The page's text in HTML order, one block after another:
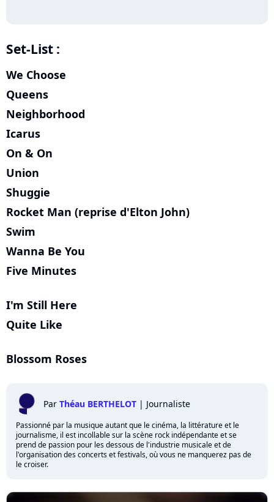
Set-List :
We Choose
Queens
Neighborhood
Icarus
On & On
Union
Shuggie
Rocket Man (reprise d'Elton John)
Swim
Wanna Be You
Five Minutes
I'm Still Here
Quite Like
Blossom Roses
Par Théau BERTHELOT | Journaliste
Passionné par la musique autant que le cinéma, la littérature et le
journalisme, il est incollable sur la scène rock indépendante et se
prend de passion pour les dessous de l'industrie musicale et de
l'organisation des concerts et festivals, où vous ne manquerez pas de
le croiser.